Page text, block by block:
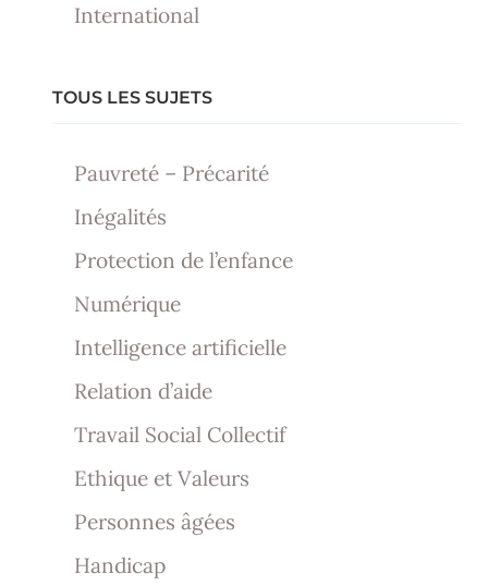
International
TOUS LES SUJETS
Pauvreté – Précarité
Inégalités
Protection de l’enfance
Numérique
Intelligence artificielle
Relation d’aide
Travail Social Collectif
Ethique et Valeurs
Personnes âgées
Handicap